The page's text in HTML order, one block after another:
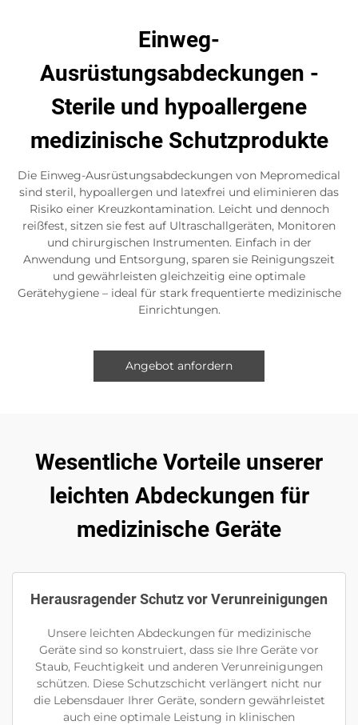
Einweg-
Ausrüstungsabdeckungen -
Sterile und hypoallergene
medizinische Schutzprodukte
Die Einweg-Ausrüstungsabdeckungen von Mepromedical
sind steril, hypoallergen und latexfrei und eliminieren das
Risiko einer Kreuzkontamination. Leicht und dennoch
reißfest, sitzen sie fest auf Ultraschallgeräten, Monitoren
und chirurgischen Instrumenten. Einfach in der
Anwendung und Entsorgung, sparen sie Reinigungszeit
und gewährleisten gleichzeitig eine optimale
Gerätehygiene – ideal für stark frequentierte medizinische
Einrichtungen.
Angebot anfordern
Wesentliche Vorteile unserer
leichten Abdeckungen für
medizinische Geräte
Herausragender Schutz vor Verunreinigungen
Unsere leichten Abdeckungen für medizinische
Geräte sind so konstruiert, dass sie Ihre Geräte vor
Staub, Feuchtigkeit und anderen Verunreinigungen
schützen. Diese Schutzschicht verlängert nicht nur
die Lebensdauer Ihrer Geräte, sondern gewährleistet
auch eine optimale Leistung in klinischen